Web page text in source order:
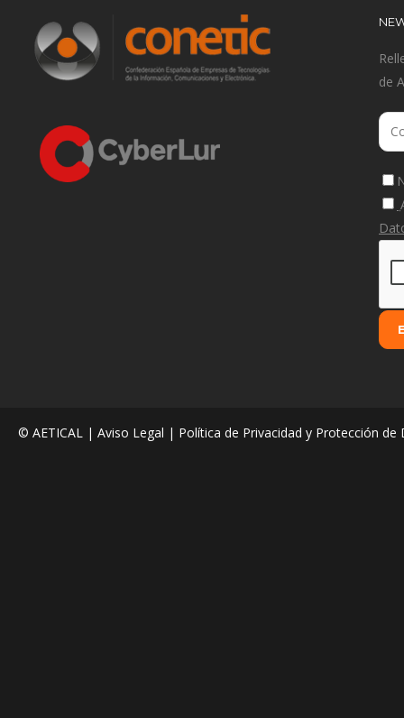
de
© AETICAL | Aviso Legal | Política de Privacidad y Protección de